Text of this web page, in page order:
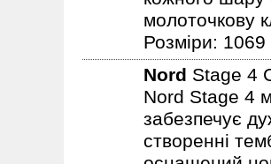
молоточкову
Розміри:
Nord Stage 4
Nord Stage 4
забезпечує
створенні